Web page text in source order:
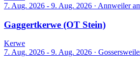
7. Aug. 2026 - 9. Aug. 2026 · Annweiler
Gaggertkerwe (OT Stein)
Kerwe
7. Aug. 2026 - 9. Aug. 2026 ·